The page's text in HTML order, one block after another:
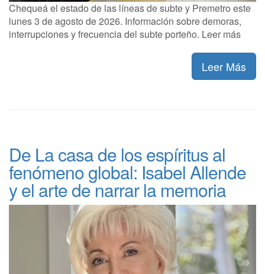
Chequeá el estado de las líneas de subte y Premetro este
lunes 3 de agosto de 2026. Información sobre demoras,
interrupciones y frecuencia del subte porteño. Leer más
Leer Más
De La casa de los espíritus al
fenómeno global: Isabel Allende
y el arte de narrar la memoria